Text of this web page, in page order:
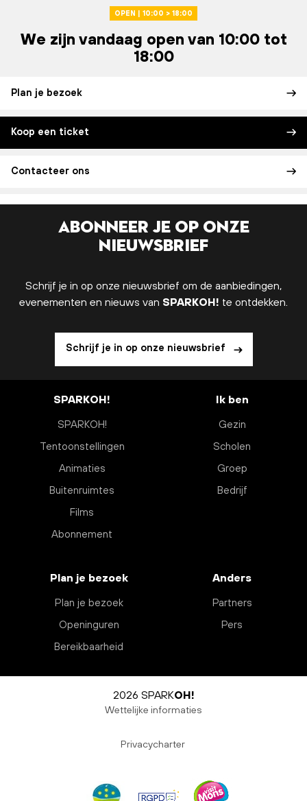
OPEN | 10:00 > 18:00
We zijn vandaag open van 10:00 tot
18:00
Plan je bezoek
Koop een ticket
Contacteer ons
Abonneer je op onze
nieuwsbrief
Schrijf je in op onze nieuwsbrief om de aanbiedingen,
evenementen en nieuws van SPARKOH! te ontdekken.
Schrijf je in op onze nieuwsbrief
SPARKOH!
SPARKOH!
Tentoonstellingen
Animaties
Buitenruimtes
Films
Abonnement
Ik ben
Gezin
Scholen
Groep
Bedrijf
Plan je bezoek
Plan je bezoek
Openinguren
Bereikbaarheid
Anders
Partners
Pers
2026 SPARKOH!
Wettelijke informaties
Privacycharter